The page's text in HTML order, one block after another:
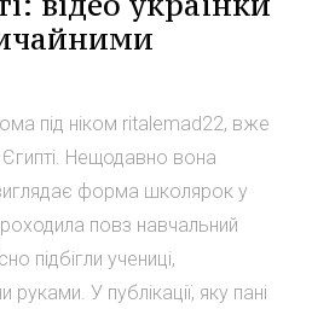
під ніком ritalemad22, вже
Нещодавно вона
форма школярок у
повз навчальний
підбігли учениці,
У публікації, яку пані